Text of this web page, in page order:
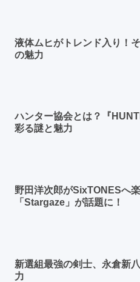
液体ムヒがトレンド入り！
の魅力
ハンター協会とは？『
彩る謎と魅力
野田洋次郎がSixTONESへ
「Stargaze」が話題に！
新選組最強の剣士、永倉新
力